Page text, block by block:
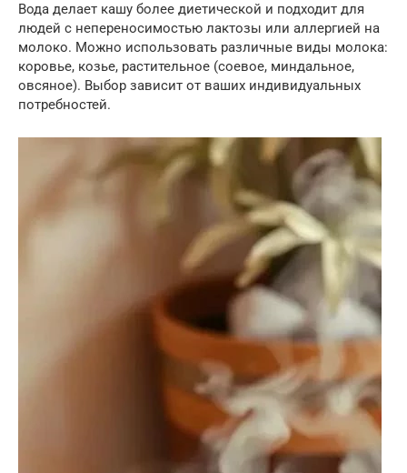
Вода делает кашу более диетической и подходит для
людей с непереносимостью лактозы или аллергией на
молоко. Можно использовать различные виды молока:
коровье, козье, растительное (соевое, миндальное,
овсяное). Выбор зависит от ваших индивидуальных
потребностей.